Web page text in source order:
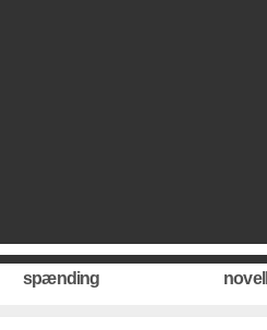
spænding